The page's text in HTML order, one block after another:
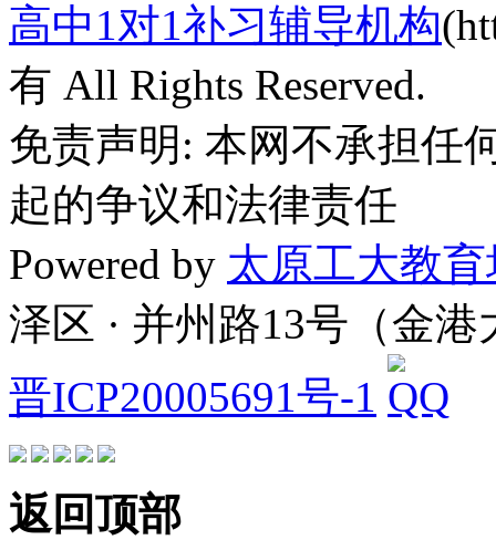
高中1对1补习辅导机构
有 All Rights Reserved.
免责声明: 本网不承担任
起的争议和法律责任
Powered by 太原工大教
泽区 · 并州路13号（金
晋ICP20005691号-1
返回顶部